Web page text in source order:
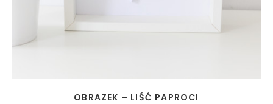
READ MORE
OBRAZEK – LIŚĆ PAPROCI